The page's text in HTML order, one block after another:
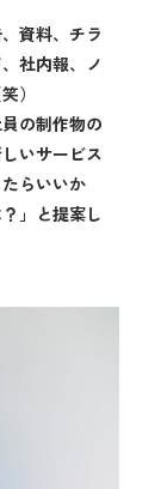
資料、チラ
社内報、ノ
）
の制作物の
いサービス
らいいか
」と提案し